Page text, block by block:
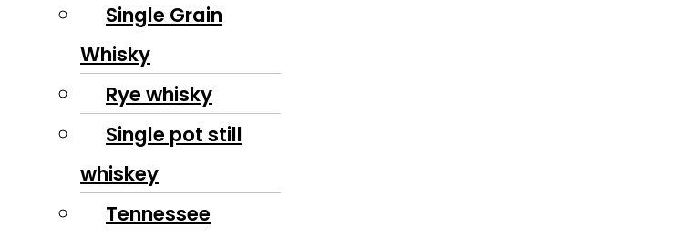
Single Grain
Whisky
Rye whisky
Single pot still
whiskey
Tennessee